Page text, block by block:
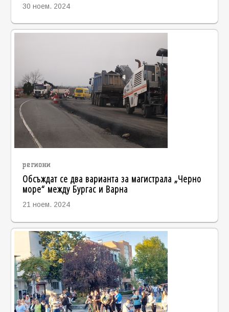
30 ноем. 2024
региони
Обсъждат се два варианта за магистрала „Черно
море“ между Бургас и Варна
21 ноем. 2024